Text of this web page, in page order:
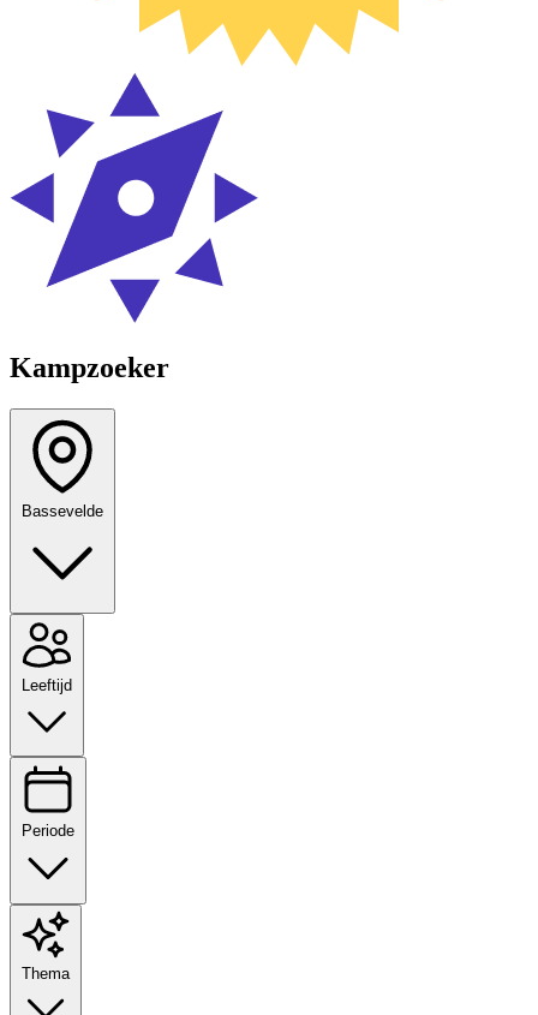
Kampzoeker
Bassevelde
Leeftijd
Periode
Thema